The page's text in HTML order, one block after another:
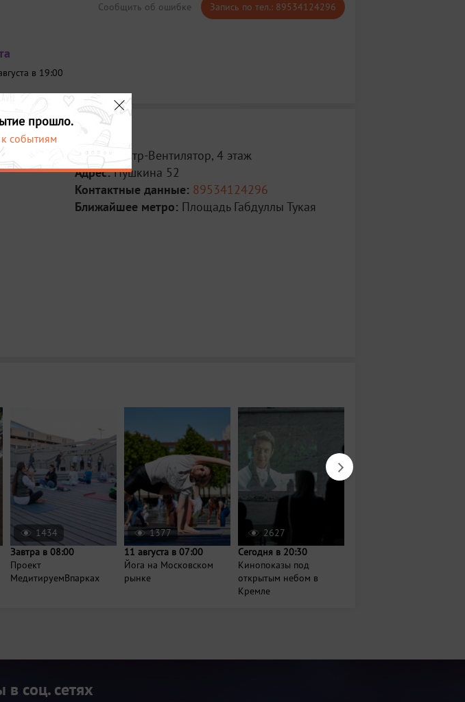
Сообщить об ошибке Запись по тел.: 89534124296
в 19:00
Место:
Театр-Вентилятор, 4 этаж
Адрес:Пушкина 52
Контактные данные: 89534124296
Ближайшее метро: Площадь Габдуллы Тукая
1434
Завтра в 08:00
Проект
МедитируемВпарках
1377
11 августа в 07:00
Йога на Московском
рынке
2627
Сегодня в 20:30
Кинопоказы под
открытым небом в
Кремле
прошло.
к событиям
соц. сетях